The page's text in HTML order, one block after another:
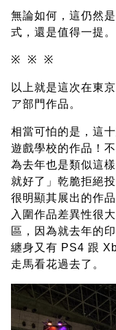
無論如何，這仍然
式，還是值得一提。
※ ※ ※
以上就是這次在東
ア部門作品。
相當可怕的是，這
遊戲學校的作品！
為去年也是類似這
就好了」乾脆拒絕
很明顯其展出的作
入圍作品差異性很
區，因為就去年的
纏身又有 PS4 跟
走馬看花過去了。